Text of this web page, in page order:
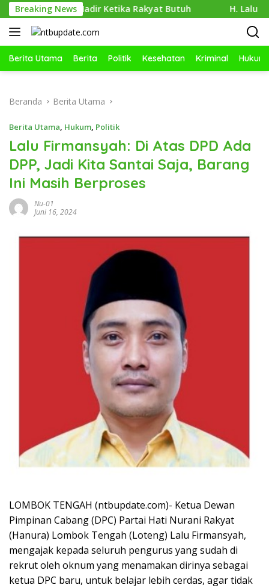
Langsung
ke
konten
Breaking News
PS, Selalu Hadir Ketika Rakyat Butuh H. Lalu
Berita Utama Berita Politik Kesehatan Kriminal Hukum
Beranda Berita Utama
Berita Utama, Hukum, Politik
Lalu Firmansyah: Di Atas DPD Ada
DPP, Jadi Kita Santai Saja, Barang
Ini Masih Berproses
Nu-01
Juni 16, 2024
LOMBOK TENGAH (ntbupdate.com)- Ketua Dewan
Pimpinan Cabang (DPC) Partai Hati Nurani Rakyat
(Hanura) Lombok Tengah (Loteng) Lalu Firmansyah,
mengajak kepada seluruh pengurus yang sudah di
rekrut oleh oknum yang menamakan dirinya sebagai
ketua DPC baru, untuk belajar lebih cerdas, agar tidak